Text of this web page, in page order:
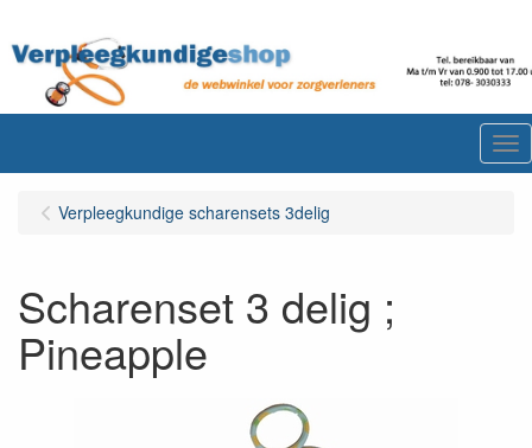
Verpleegkundige scharensets 3delig
Scharenset 3 delig ;
Pineapple